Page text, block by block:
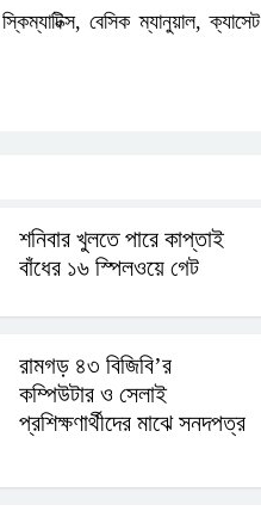
বেসিক ম্যানুয়াল, ক্যাসেট
শনিবার খুলতে পারে কাপ্তাই
বাঁধের ১৬ স্পিলওয়ে গেট
রামগড় ৪৩ বিজিবি’র
কম্পিউটার ও সেলাই
প্রশিক্ষণার্থীদের মাঝে সনদপত্র